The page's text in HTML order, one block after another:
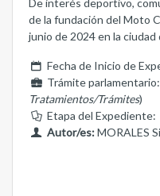
De interés deportivo,
de la fundación del Moto
junio de 2024 en la ciudad
Fecha de Inicio de
Trámite parlamentario:
Tratamientos/Trámites)
Etapa del Expediente:
Autor/es:MORALES